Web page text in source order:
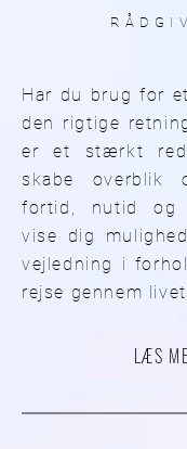
Har du brug for
den rigtige
er et stærkt
skabe
fortid, nutid og
vise dig
vejledning i
rejse gennem livet
LÆS